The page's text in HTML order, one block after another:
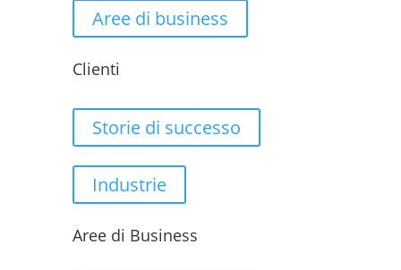
Aree di business
Clienti
Storie di successo
Industrie
Aree di Business